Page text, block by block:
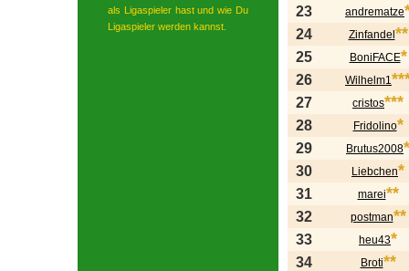
als Ligaspieler hast und wie Du
Ligaspieler werden kannst.
23 andrematze
24 Zinfandel **
25 BoniFACE*
26 Wilhelm1
27 cristos***
28 Fridolino*
29 Brutus2008*
30 Liebchen*
31 marei**
32 postman**
33 heu43*
34 Broti**